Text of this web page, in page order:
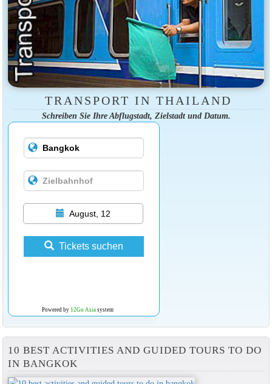
TRANSPORT IN THAILAND
Schreiben Sie Ihre Abflugstadt, Zielstadt und Datum.
August, 12
Tickets suchen
Powered by 12Go Asiasystem
10 BEST ACTIVITIES AND GUIDED TOURS TO DO
IN BANGKOK